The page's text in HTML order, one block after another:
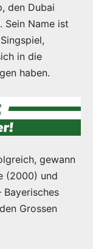
den Dubai
Sein Name ist
in die
haben.
gewann
(2000) und
Grossen